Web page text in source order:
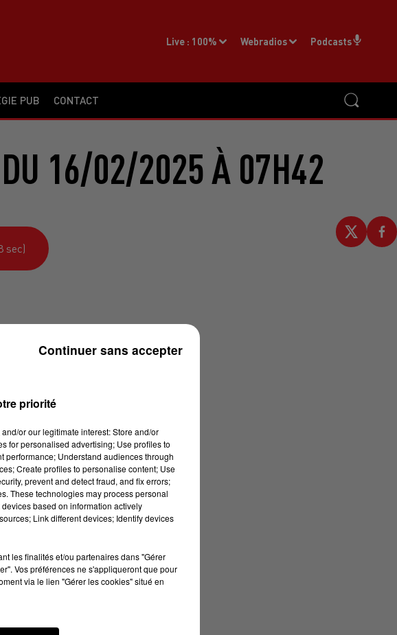
PUB CONTACT
Live : 100% Webradios Podcasts
DU 16/02/2025 À 07H42
sec)
priorité
or our legitimate interest: Store and/or
for personalised advertising; Use profiles to
performance; Understand audiences through
Create profiles to personalise content; Use
prevent and detect fraud, and fix errors;
These technologies may process personal
based on information actively
Link different devices; Identify devices
les finalités et/ou partenaires dans "Gérer
Vos préférences ne s'appliqueront que pour
via le lien "Gérer les cookies" situé en
Continuer sans accepter